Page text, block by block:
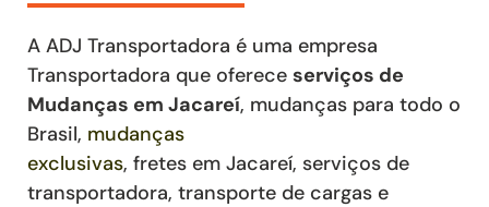
A ADJ Transportadora é uma empresa
Transportadora que oferece serviços de
Mudanças em Jacareí, mudanças para todo o
Brasil, mudanças
exclusivas, fretes em Jacareí, serviços de
transportadora, transporte de cargas e